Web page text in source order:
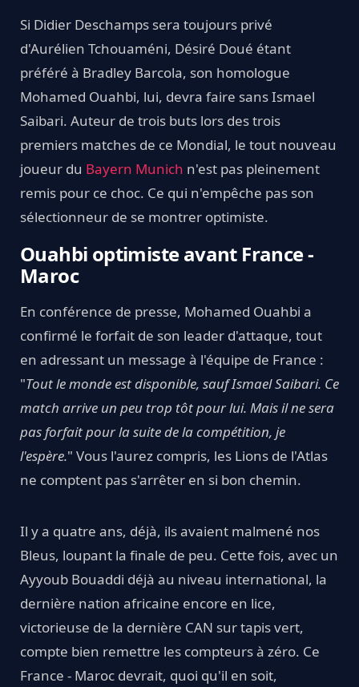
Si Didier Deschamps sera toujours privé
d'Aurélien Tchouaméni, Désiré Doué étant
préféré à Bradley Barcola, son homologue
Mohamed Ouahbi, lui, devra faire sans Ismael
Saibari. Auteur de trois buts lors des trois
premiers matches de ce Mondial, le tout nouveau
joueur du Bayern Munich n'est pas pleinement
remis pour ce choc. Ce qui n'empêche pas son
sélectionneur de se montrer optimiste.
Ouahbi optimiste avant France -
Maroc
En conférence de presse, Mohamed Ouahbi a
confirmé le forfait de son leader d'attaque, tout
en adressant un message à l'équipe de France :
"Tout le monde est disponible, sauf Ismael Saibari. Ce
match arrive un peu trop tôt pour lui. Mais il ne sera
pas forfait pour la suite de la compétition, je
l'espère." Vous l'aurez compris, les Lions de l'Atlas
ne comptent pas s'arrêter en si bon chemin.
Il y a quatre ans, déjà, ils avaient malmené nos
Bleus, loupant la finale de peu. Cette fois, avec un
Ayyoub Bouaddi déjà au niveau international, la
dernière nation africaine encore en lice,
victorieuse de la dernière CAN sur tapis vert,
compte bien remettre les compteurs à zéro. Ce
France - Maroc devrait, quoi qu'il en soit,